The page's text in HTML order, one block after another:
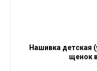
Нашивка детская
щенок